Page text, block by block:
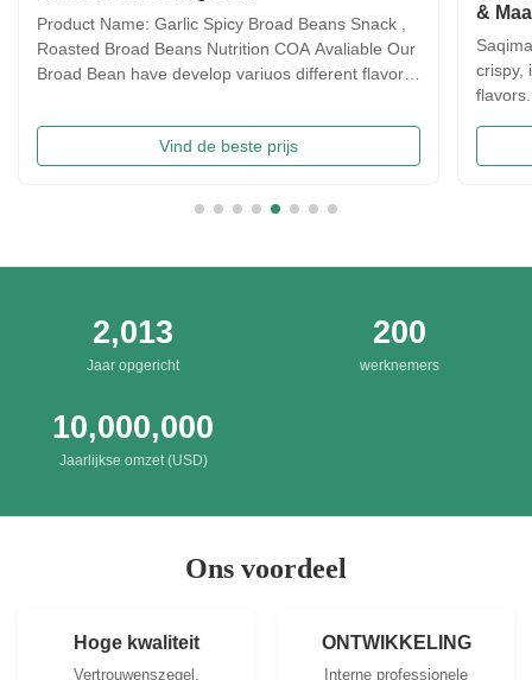
Product Name: Garlic Spicy Broad Beans Snack ,
Roasted Broad Beans Nutrition COA Avaliable Our
Broad Bean have develop variuos different flavors
research department, we frist created braod bean
chips in China. Introducing precise frying ...
Vind de beste prijs
&
crispy,
2,013
Jaar opgericht
200
werknemers
10,000,000
Jaarlijkse omzet (USD)
Ons voordeel
Hoge kwaliteit
Vertrouwenszegel,
ONTWIKKELING
Interne professionele